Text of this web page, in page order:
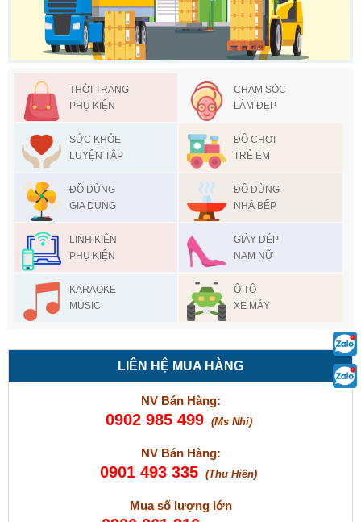
THỜI TRANG
PHỤ KIỆN
CHAM SÓC
LÀM ĐẸP
SỨC KHỎE
LUYỆN TẬP
ĐỒ CHƠI
TRẺ EM
ĐỒ DÙNG
GIA DỤNG
ĐỒ DÙNG
NHÀ BẾP
LINH KIỆN
PHỤ KIỆN
GIÀY DÉP
NAM NỮ
KARAOKE
MUSIC
Ô TÔ
XE MÁY
LIÊN HỆ MUA HÀNG
NV Bán Hàng:
0902 985 499 (Ms Nhi)
NV Bán Hàng:
0901 493 335 (Thu Hiền)
Mua số lượng lớn